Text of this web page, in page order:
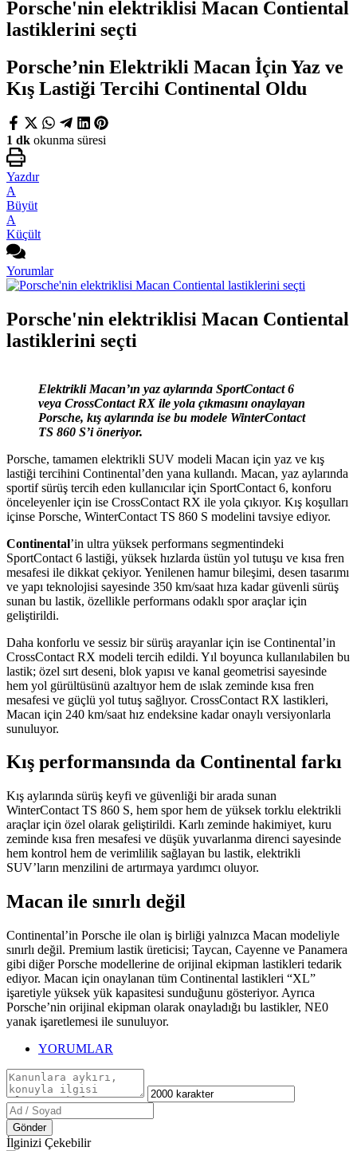
Porsche'nin elektriklisi Macan Contiental
lastiklerini seçti
Porsche’nin Elektrikli Macan İçin Yaz ve
Kış Lastiği Tercihi Continental Oldu
1 dk okunma süresi
Yazdır
A
Büyüt
A
Küçült
Yorumlar
Porsche'nin elektriklisi Macan Contiental
lastiklerini seçti
Elektrikli Macan’ın yaz aylarında SportContact 6
veya CrossContact RX ile yola çıkmasını onaylayan
Porsche, kış aylarında ise bu modele WinterContact
TS 860 S’i öneriyor.
Porsche, tamamen elektrikli SUV modeli Macan için yaz ve kış
lastiği tercihini Continental’den yana kullandı. Macan, yaz aylarında
sportif sürüş tercih eden kullanıcılar için SportContact 6, konforu
önceleyenler için ise CrossContact RX ile yola çıkıyor. Kış koşulları
içinse Porsche, WinterContact TS 860 S modelini tavsiye ediyor.
Continental’in ultra yüksek performans segmentindeki
SportContact 6 lastiği, yüksek hızlarda üstün yol tutuşu ve kısa fren
mesafesi ile dikkat çekiyor. Yenilenen hamur bileşimi, desen tasarımı
ve yapı teknolojisi sayesinde 350 km/saat hıza kadar güvenli sürüş
sunan bu lastik, özellikle performans odaklı spor araçlar için
geliştirildi.
Daha konforlu ve sessiz bir sürüş arayanlar için ise Continental’in
CrossContact RX modeli tercih edildi. Yıl boyunca kullanılabilen bu
lastik; özel sırt deseni, blok yapısı ve kanal geometrisi sayesinde
hem yol gürültüsünü azaltıyor hem de ıslak zeminde kısa fren
mesafesi ve güçlü yol tutuş sağlıyor. CrossContact RX lastikleri,
Macan için 240 km/saat hız endeksine kadar onaylı versiyonlarla
sunuluyor.
Kış performansında da Continental farkı
Kış aylarında sürüş keyfi ve güvenliği bir arada sunan
WinterContact TS 860 S, hem spor hem de yüksek torklu elektrikli
araçlar için özel olarak geliştirildi. Karlı zeminde hakimiyet, kuru
zeminde kısa fren mesafesi ve düşük yuvarlanma direnci sayesinde
hem kontrol hem de verimlilik sağlayan bu lastik, elektrikli
SUV’ların menzilini de artırmaya yardımcı oluyor.
Macan ile sınırlı değil
Continental’in Porsche ile olan iş birliği yalnızca Macan modeliyle
sınırlı değil. Premium lastik üreticisi; Taycan, Cayenne ve Panamera
gibi diğer Porsche modellerine de orijinal ekipman lastikleri tedarik
ediyor. Macan için onaylanan tüm Continental lastikleri “XL”
işaretiyle yüksek yük kapasitesi sunduğunu gösteriyor. Ayrıca
Porsche’nin orijinal ekipman olarak onayladığı bu lastikler, NE0
yanak işaretlemesi ile sunuluyor.
YORUMLAR
Gönder
İlginizi Çekebilir